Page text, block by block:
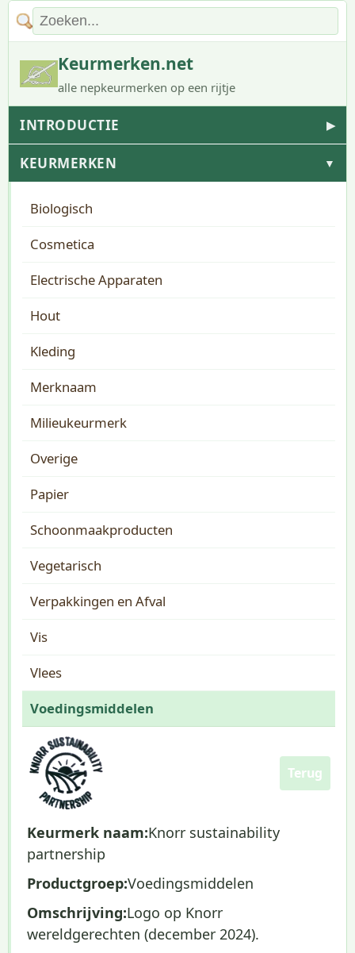
Keurmerken.net
alle nepkeurmerken op een rijtje
INTRODUCTIE ▶
KEURMERKEN ▼
Biologisch
Cosmetica
Electrische Apparaten
Hout
Kleding
Merknaam
Milieukeurmerk
Overige
Papier
Schoonmaakproducten
Vegetarisch
Verpakkingen en Afval
Vis
Vlees
Voedingsmiddelen
Terug
Keurmerk naam:Knorr sustainability
partnership
Productgroep:Voedingsmiddelen
Omschrijving:Logo op Knorr
wereldgerechten (december 2024).